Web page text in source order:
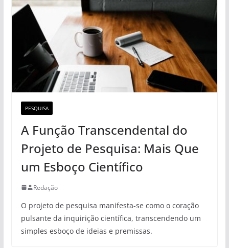
PESQUISA
A Função Transcendental do
Projeto de Pesquisa: Mais Que
um Esboço Científico
Redação
O projeto de pesquisa manifesta-se como o coração
pulsante da inquirição científica, transcendendo um
simples esboço de ideias e premissas.